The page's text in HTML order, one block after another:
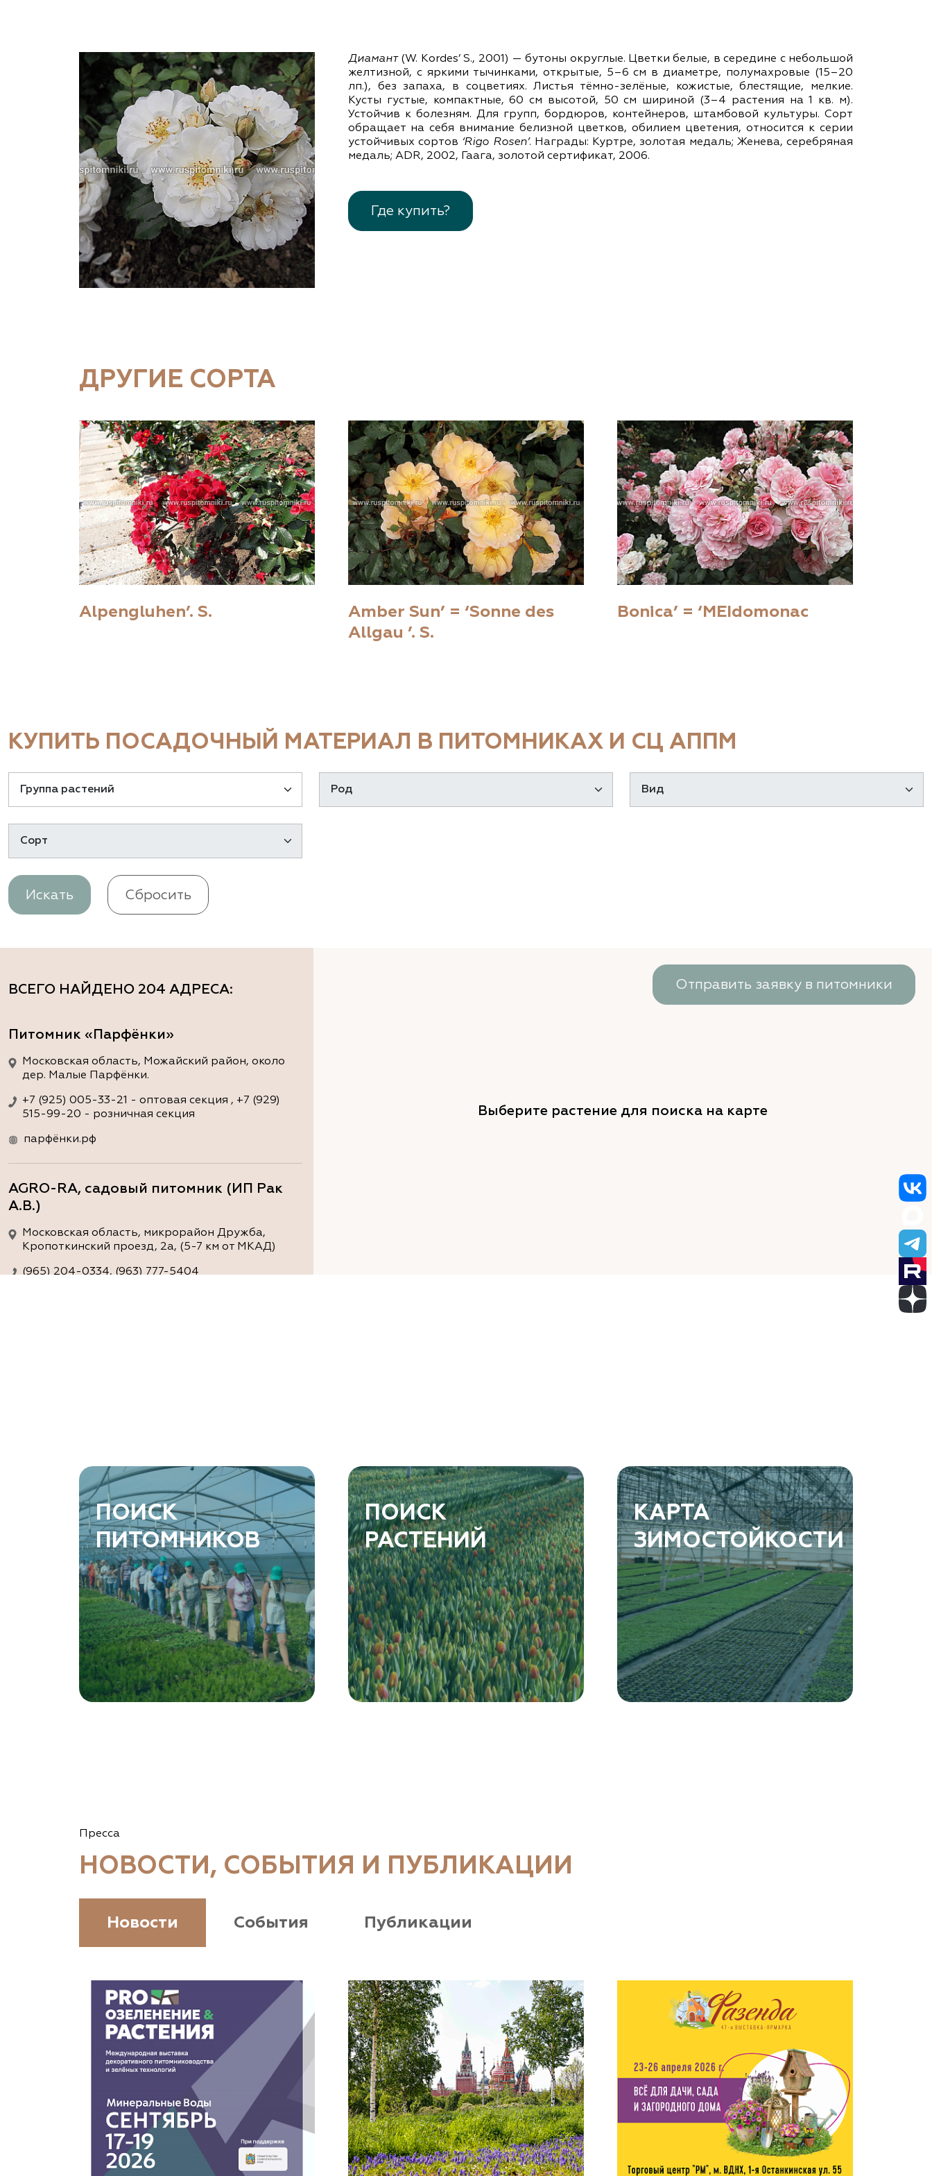
Региональные
представительстваДиамант(W. Kordes’ S., 2001) — бутоны округлые. Цветки белые, в середине с небольшой
желтизной, с яркими тычинками, открытые, 5–6 см в диаметре, полумахровые (15–20
лп.), без запаха, в соцветиях. Листья тёмно-зелёные, кожистые, блестящие, мелкие.
Кусты густые, компактные, 60 см высотой, 50 см шириной (3–4 растения на 1 кв. м).
Устойчив к болезням. Для групп, бордюров, контейнеров, штамбовой культуры. Сорт
обращает на себя внимание белизной цветков, обилием цветения, относится к серии
устойчивых сортов ‘Rigo Rosen’. Награды: Куртре, золотая медаль; Женева, серебряная
медаль; ADR, 2002, Гаага, золотой сертификат, 2006.
Где купить?
ДРУГИЕ СОРТА
Alpengluhen’. S.
Amber Sun’ = ‘Sоnne des
Allgau ’. S.
Bonica’ = ‘MEIdomonac
КУПИТЬ ПОСАДОЧНЫЙ МАТЕРИАЛ В ПИТОМНИКАХ И СЦ АППМ
Искать Сбросить
ВСЕГО НАЙДЕНО 204 АДРЕСА:
Питомник «Парфёнки»
Московская область, Можайский район, около
дер. Малые Парфёнки.
+7 (925) 005-33-21 - оптовая секция , +7 (929)
515-99-20 - розничная секция
парфёнки.рф
AGRO-RA, садовый питомник (ИП Рак
А.В.)
Московская область, микрорайон Дружба,
Кропоткинский проезд, 2а, (5-7 км от МКАД)
(965) 204-0334, (963) 777-5404
ArtGreen (питомник декоративных
растений, АртГрин)
Ростовская область, Ростов-на-Дону,
Левобережная ул, дом № 37
8 966 206 7222
www.art-green.ru
Garden Group, ООО «Девелопмент Груп»
Томская область, Томский р-н, посёлок
Ветеран-4, СНТ Снабженец
Гомельская область, Гомельский р-н, с/с
Прибытковский, д. Климовка, ул. Совхозная 2-я,
Ташкентская область, Зангиатинский р-н, ул.
Канимаева, д. 9
«ЁЛЫ-ПАЛЫ», питомник декоративных
Самарская область, с. Подстепки, ул.
Фермерская 14 А
www.yoly-paly.ru
Отправить заявку в питомники
Выберите растение для поиска на карте
ПОИСК
ПИТОМНИКОВ
ПОИСК
РАСТЕНИЙ
КАРТА
ЗИМОСТОЙКОСТИ
Пресса
НОВОСТИ, СОБЫТИЯ И ПУБЛИКАЦИИ
Новости События Публикации